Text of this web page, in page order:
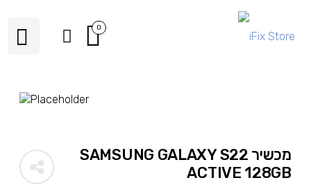
0
מכשיר SAMSUNG GALAXY S22
ACTIVE 128GB